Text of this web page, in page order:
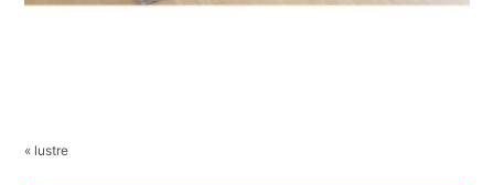
« lustre